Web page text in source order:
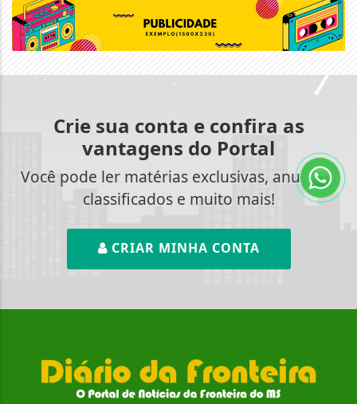
Crie sua conta e confira as
vantagens do Portal
Você pode ler matérias exclusivas, anunciar
classificados e muito mais!
CRIAR MINHA CONTA